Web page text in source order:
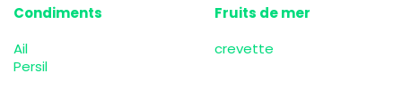
Condiments
Ail
Persil
Fruits de mer
crevette